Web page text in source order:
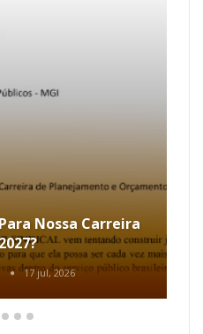
Nossa Carreira
17 jul, 2026